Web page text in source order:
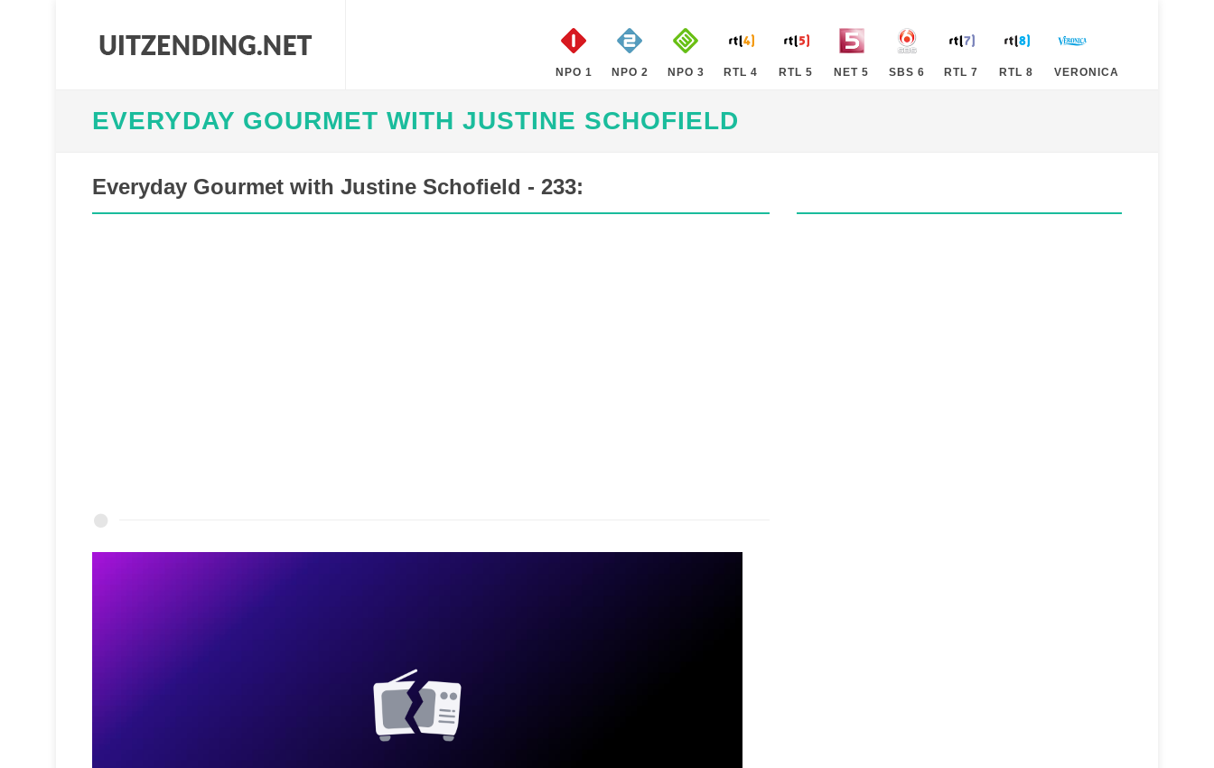
NPO 1 NPO 2 NPO 3 RTL 4 RTL 5 NET 5 SBS 6 RTL 7 RTL 8 VERONICA
EVERYDAY GOURMET WITH JUSTINE SCHOFIELD
Everyday Gourmet with Justine Schofield - 233: